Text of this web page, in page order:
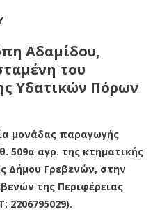
Αδαμίδου,
του
Υδατικών Πόρων
μονάδας παραγωγής
509α αγρ. της κτηματικής
Δήμου Γρεβενών, στην
της Περιφέρειας
2206795029).